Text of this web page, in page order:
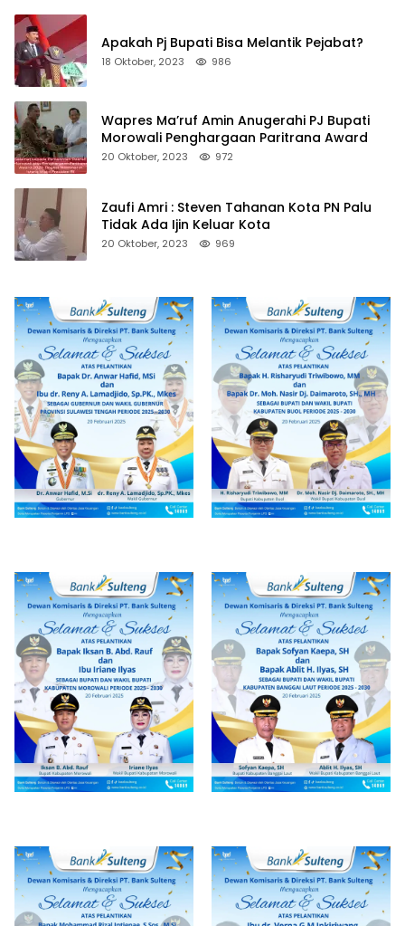
Apakah Pj Bupati Bisa Melantik Pejabat?
18 Oktober, 2023 986
Wapres Ma’ruf Amin Anugerahi PJ Bupati
Morowali Penghargaan Paritrana Award
20 Oktober, 2023 972
Zaufi Amri : Steven Tahanan Kota PN Palu
Tidak Ada Ijin Keluar Kota
20 Oktober, 2023 969